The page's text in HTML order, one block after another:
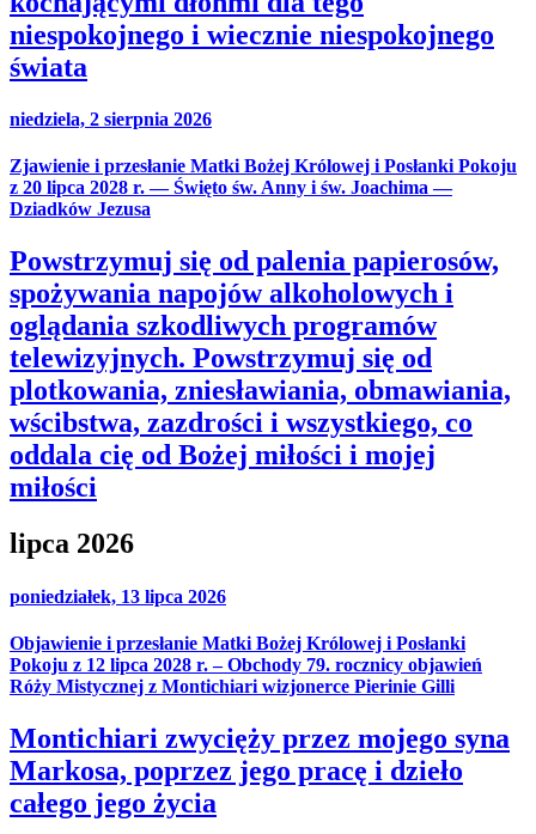
niespokojnego i wiecznie niespokojnego
świata
niedziela, 2 sierpnia 2026
Zjawienie i przesłanie Matki Bożej Królowej i Posłanki Pokoju
z 20 lipca 2028 r. — Święto św. Anny i św. Joachima —
Dziadków Jezusa
Powstrzymuj się od palenia papierosów,
spożywania napojów alkoholowych i
oglądania szkodliwych programów
telewizyjnych. Powstrzymuj się od
plotkowania, zniesławiania, obmawiania,
wścibstwa, zazdrości i wszystkiego, co
oddala cię od Bożej miłości i mojej
miłości
lipca 2026
poniedziałek, 13 lipca 2026
Objawienie i przesłanie Matki Bożej Królowej i Posłanki
Pokoju z 12 lipca 2028 r. – Obchody 79. rocznicy objawień
Róży Mistycznej z Montichiari wizjonerce Pierinie Gilli
Montichiari zwycięży przez mojego syna
Markosa, poprzez jego pracę i dzieło
całego jego życia